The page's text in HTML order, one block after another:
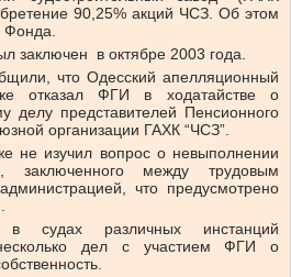
90,25% акций ЧСЗ. Об этом
Фонда.
заключен в октябре 2003 года.
что Одесский апелляционный
отказал ФГИ в ходатайстве о
делу представителей Пенсионного
организации ГАХК “ЧСЗ”.
не изучил вопрос о невыполнении
заключенного между трудовым
что предусмотрено
судах различных инстанций
дел с участием ФГИ о